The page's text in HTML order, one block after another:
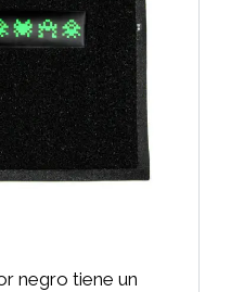
negro tiene un